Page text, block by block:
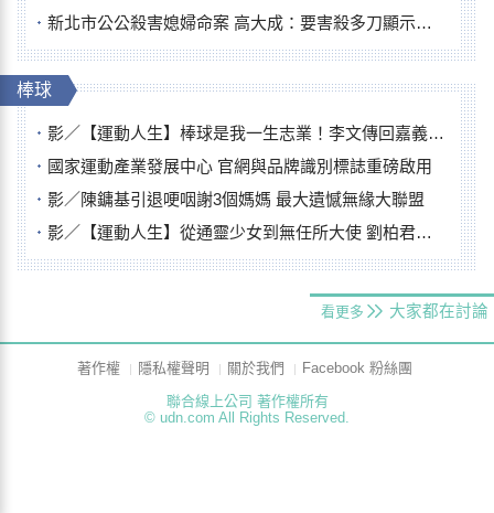
新北市公公殺害媳婦命案 高大成：要害殺多刀顯示怨恨深
棒球
影／【運動人生】棒球是我一生志業！李文傳回嘉義扎根點亮KANO精神
國家運動產業發展中心 官網與品牌識別標誌重磅啟用
影／陳鏞基引退哽咽謝3個媽媽 最大遺憾無緣大聯盟
影／【運動人生】從通靈少女到無任所大使 劉柏君女裁判人生國際發光
看更多 大家都在討論
著作權 隱私權聲明 關於我們
Facebook 粉絲團
聯合線上公司 著作權所有
© udn.com All Rights Reserved.